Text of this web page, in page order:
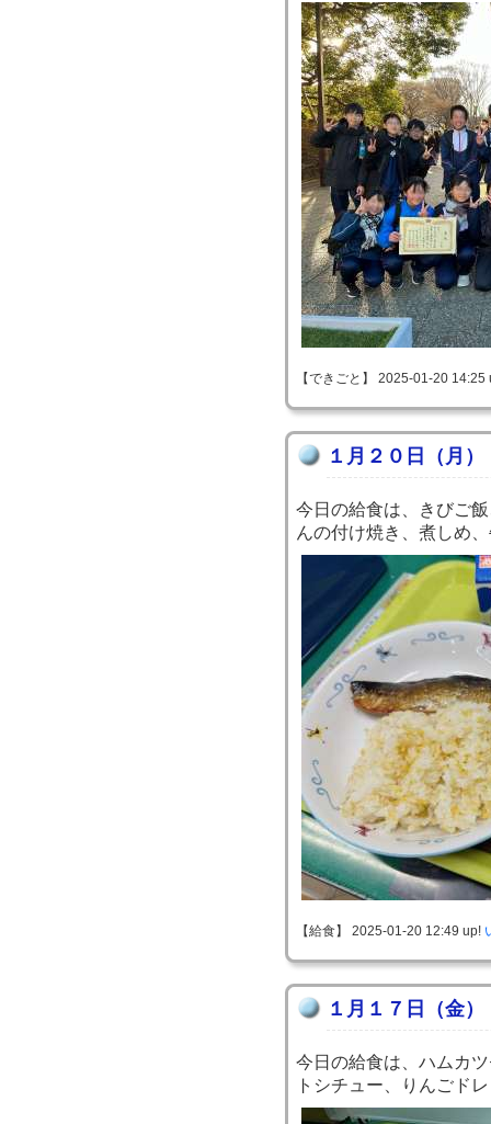
【できごと】 2025-01-20
１月２０日（月）
今日の給食は、きびご
んの付け焼き、煮しめ
【給食】 2025-01-20 12:49 up!
１月１７日（金）
今日の給食は、ハムカ
トシチュー、りんごド